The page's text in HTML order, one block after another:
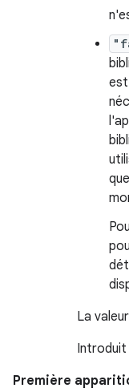
La
Introduit
Première